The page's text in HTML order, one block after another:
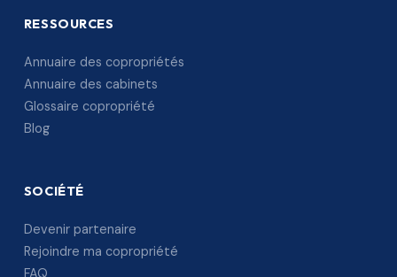
RESSOURCES
Annuaire des copropriétés
Annuaire des cabinets
Glossaire copropriété
Blog
SOCIÉTÉ
Devenir partenaire
Rejoindre ma copropriété
FAQ